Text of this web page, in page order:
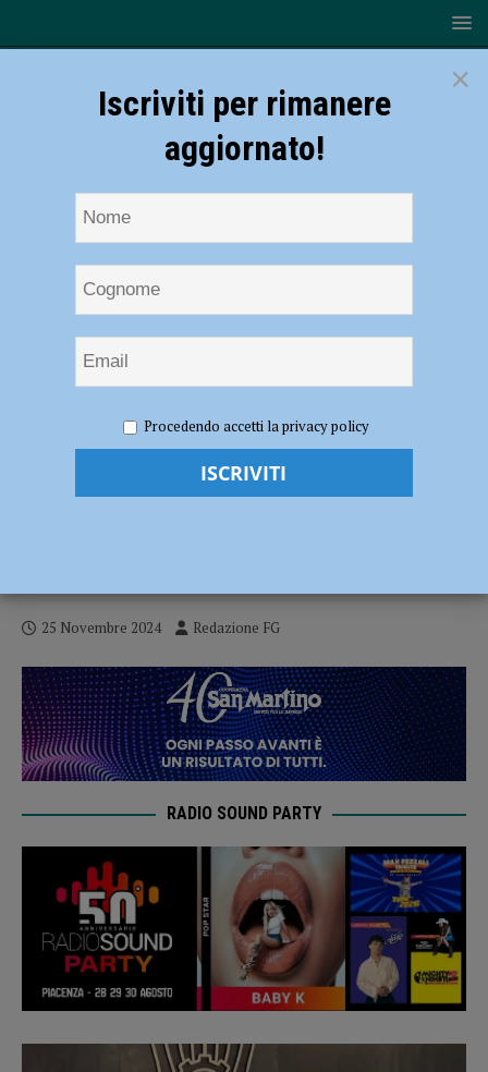
chiare e omogenee sul territorio per supportare l’impegno delle
aziende per la sostenibilità”
Anepla: “Regole chiare e omogenee sul
25 Novembre 2024 Redazione FG
RADIO SOUND PARTY
×
Iscriviti per rimanere
aggiornato!
Procedendo accetti la privacy policy